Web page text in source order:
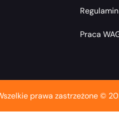
Regulamin
Praca
prawa zastrzeżone ©